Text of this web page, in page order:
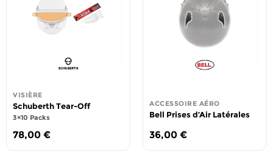
VISIÈRE
Schuberth Tear-Off
3×10 Packs
78,00 €
ACCESSOIRE AÉRO
Bell Prises d’Air Latérales
36,00 €